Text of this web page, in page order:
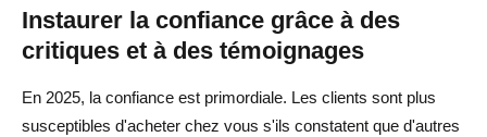
Instaurer la confiance grâce à des
critiques et à des témoignages
En 2025, la confiance est primordiale. Les clients sont plus
susceptibles d'acheter chez vous s'ils constatent que d'autres